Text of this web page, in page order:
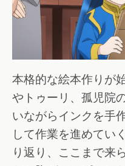
本格的な絵本作りが
やトゥーリ、孤児院
いながらインクを手
して作業を進めてい
り返り、ここまで来